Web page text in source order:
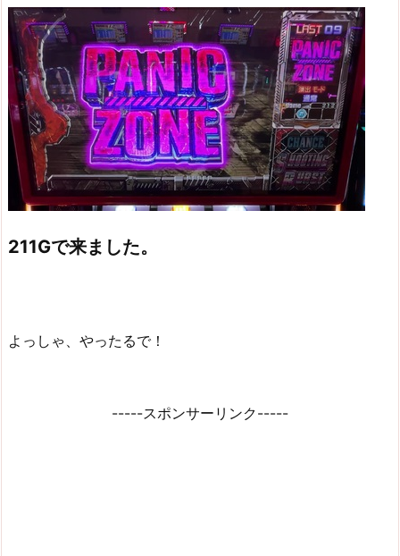
211Gで来ました。
よっしゃ、やったるで！
-----スポンサーリンク-----